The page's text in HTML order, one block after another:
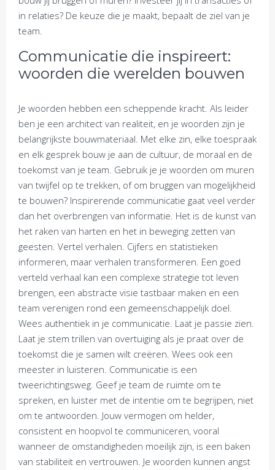
in relaties? De keuze die je maakt, bepaalt de ziel van je
team.
Communicatie die inspireert:
woorden die werelden bouwen
Je woorden hebben een scheppende kracht. Als leider
ben je een architect van realiteit, en je woorden zijn je
belangrijkste bouwmateriaal. Met elke zin, elke toespraak
en elk gesprek bouw je aan de cultuur, de moraal en de
toekomst van je team. Gebruik je je woorden om muren
van twijfel op te trekken, of om bruggen van mogelijkheid
te bouwen? Inspirerende communicatie gaat veel verder
dan het overbrengen van informatie. Het is de kunst van
het raken van harten en het in beweging zetten van
geesten. Vertel verhalen. Cijfers en statistieken
informeren, maar verhalen transformeren. Een goed
verteld verhaal kan een complexe strategie tot leven
brengen, een abstracte visie tastbaar maken en een
team verenigen rond een gemeenschappelijk doel.
Wees authentiek in je communicatie. Laat je passie zien.
Laat je stem trillen van overtuiging als je praat over de
toekomst die je samen wilt creëren. Wees ook een
meester in luisteren. Communicatie is een
tweerichtingsweg. Geef je team de ruimte om te
spreken, en luister met de intentie om te begrijpen, niet
om te antwoorden. Jouw vermogen om helder,
consistent en hoopvol te communiceren, vooral
wanneer de omstandigheden moeilijk zijn, is een baken
van stabiliteit en vertrouwen. Je woorden kunnen angst